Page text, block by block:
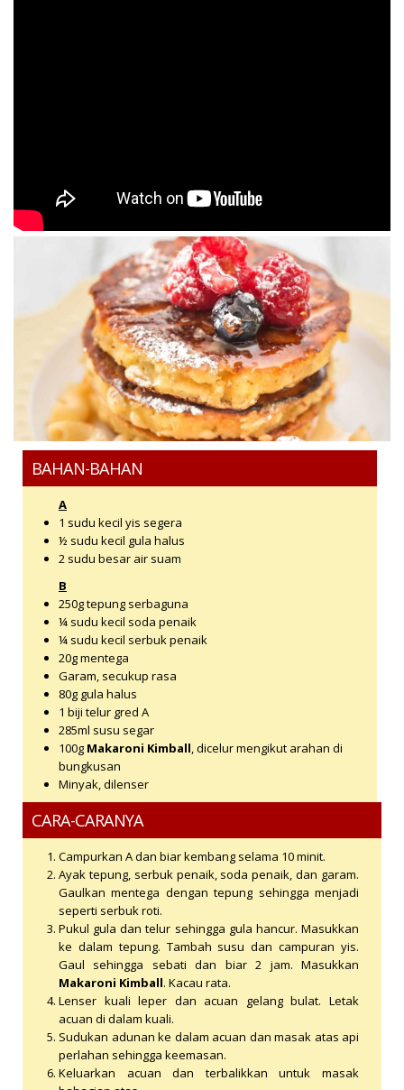
BAHAN-BAHAN
A
1 sudu kecil yis segera
½ sudu kecil gula halus
2 sudu besar air suam
B
250g tepung serbaguna
¼ sudu kecil soda penaik
¼ sudu kecil serbuk penaik
20g mentega
Garam, secukup rasa
80g gula halus
1 biji telur gred A
285ml susu segar
100g Makaroni Kimball, dicelur mengikut arahan di
bungkusan
Minyak, dilenser
CARA-CARANYA
Campurkan A dan biar kembang selama 10 minit.
Ayak tepung, serbuk penaik, soda penaik, dan garam.
Gaulkan mentega dengan tepung sehingga menjadi
seperti serbuk roti.
Pukul gula dan telur sehingga gula hancur. Masukkan
ke dalam tepung. Tambah susu dan campuran yis.
Gaul sehingga sebati dan biar 2 jam. Masukkan
Makaroni Kimball. Kacau rata.
Lenser kuali leper dan acuan gelang bulat. Letak
acuan di dalam kuali.
Sudukan adunan ke dalam acuan dan masak atas api
perlahan sehingga keemasan.
Keluarkan acuan dan terbalikkan untuk masak